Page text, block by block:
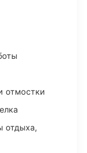
отмостки
отдыха,